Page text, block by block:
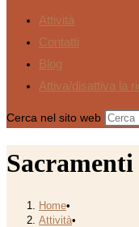
Attività
Contatti
Blog
Attiva/disattiva la
Cerca nel sito web
Sacramenti
Home•
Attività•